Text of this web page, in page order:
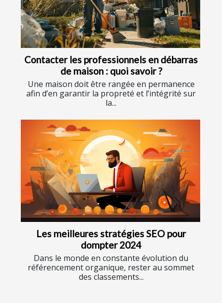
Contacter les professionnels en débarras
de maison : quoi savoir ?
Une maison doit être rangée en permanence
afin d’en garantir la propreté et l’intégrité sur
la...
Les meilleures stratégies SEO pour
dompter 2024
Dans le monde en constante évolution du
référencement organique, rester au sommet
des classements...